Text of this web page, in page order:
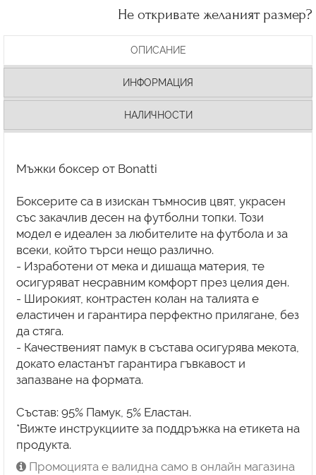
Не откривате желаният размер?
ОПИСАНИЕ
ИНФОРМАЦИЯ
НАЛИЧНОСТИ
Мъжки боксер от Bonatti
Боксерите са в изискан тъмносив цвят, украсен
със закачлив десен на футболни топки. Този
модел е идеален за любителите на футбола и за
всеки, който търси нещо различно.
- Изработени от мека и дишаща материя, те
осигуряват несравним комфорт през целия ден.
- Широкият, контрастен колан на талията е
еластичен и гарантира перфектно прилягане, без
да стяга.
- Качественият памук в състава осигурява мекота,
докато еластанът гарантира гъвкавост и
запазване на формата.
Състав: 95% Памук, 5% Еластан.
*Вижте инструкциите за поддръжка на етикета на
продукта.
Промоцията е валидна само в онлайн магазина